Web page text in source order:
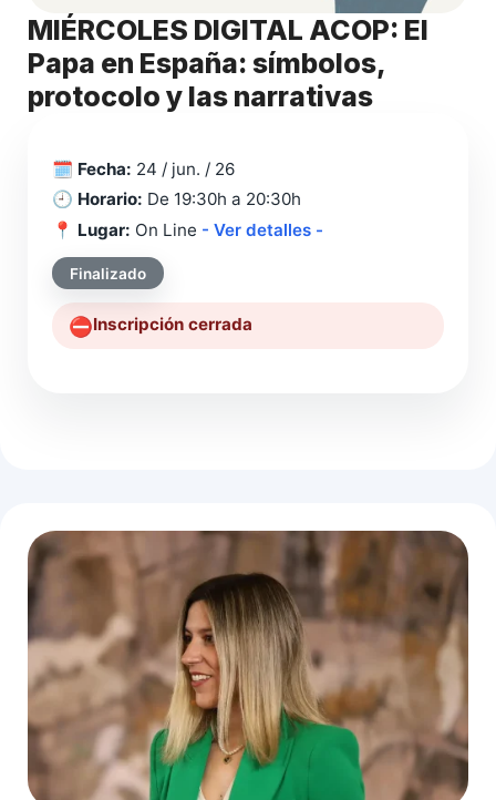
MIÉRCOLES DIGITAL ACOP: El
Papa en España: símbolos,
protocolo y las narrativas
🗓️ Fecha: 24 / jun. / 26
🕘 Horario: De 19:30h a 20:30h
📍 Lugar: On Line - Ver detalles -
Finalizado
⛔️Inscripción cerrada